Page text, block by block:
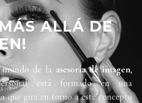
ALLÁ DE
mundo de la asesoría de imagen,
está formado en una
que gira en torno a este concepto